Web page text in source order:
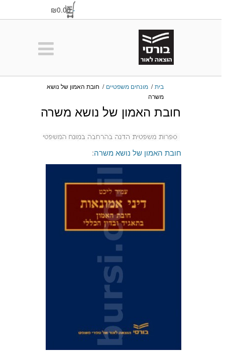
₪0.00
בית / מונחים משפטיים / חובת האמון של נושא
משרה
חובת האמון של נושא משרה
חובת האמון של נושא משרה: